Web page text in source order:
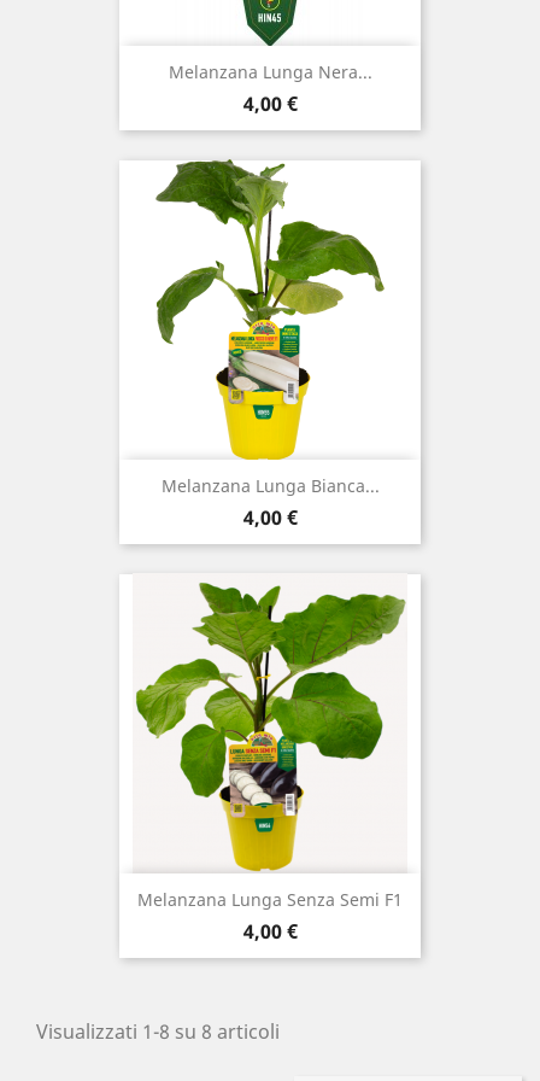
Melanzana Lunga Nera...
Prezzo
4,00 €
Melanzana Lunga Bianca...
Prezzo
4,00 €
Melanzana Lunga Senza Semi F1
Prezzo
4,00 €
Visualizzati 1-8 su 8 articoli